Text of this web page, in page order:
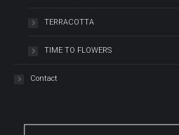
TERRACOTTA
TIME TO FLOWERS
Contact